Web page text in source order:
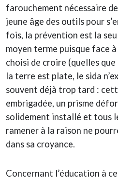
farouchement nécessaire
jeune âge des outils pour
fois, la prévention est la
moyen terme puisque face
choisi de croire (quelles
la terre est plate, le sida
souvent déjà trop tard :
embrigadée, un prisme
solidement installé et tous
ramener à la raison ne
dans sa croyance.
Concernant l’éducation à